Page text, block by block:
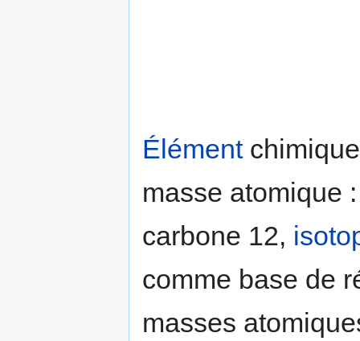
Élément
masse atomique
carbone 12,
comme base de
masses